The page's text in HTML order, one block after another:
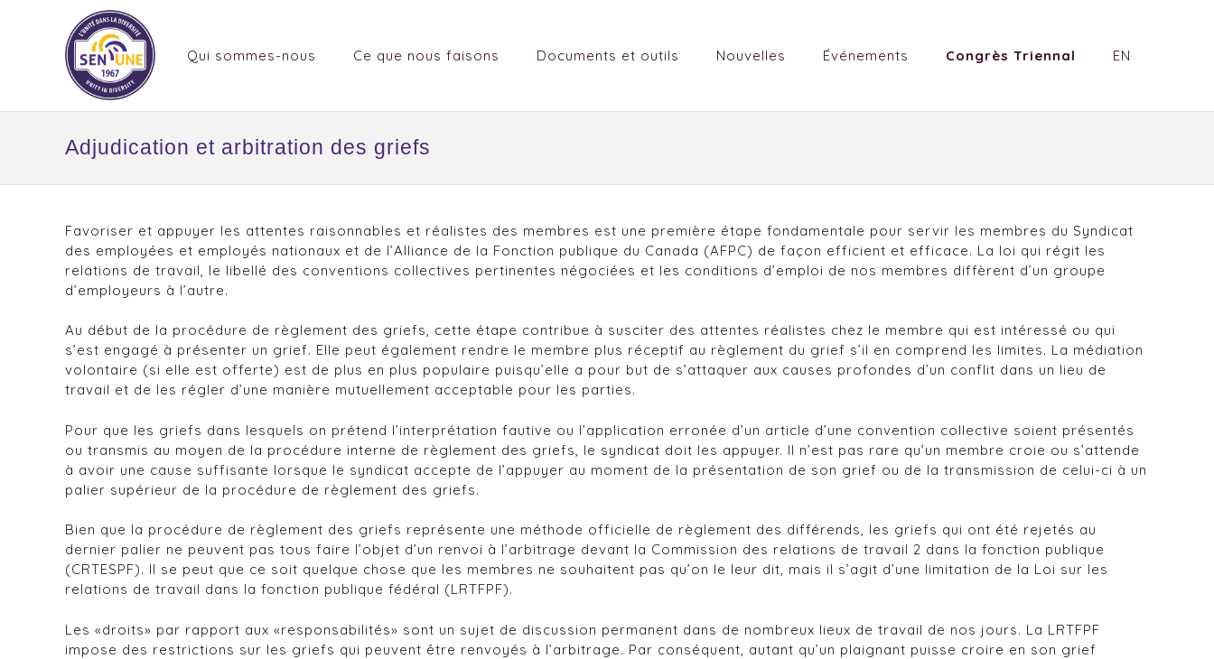
Qui sommes-nous Ce que nous faisons Documents et outils Nouvelles Événements Congrès Triennal EN
Adjudication et arbitration des griefs
Favoriser et appuyer les attentes raisonnables et réalistes des membres est une première étape fondamentale pour servir les membres du Syndicat
des employées et employés nationaux et de l’Alliance de la Fonction publique du Canada (AFPC) de façon efficient et efficace. La loi qui régit les
relations de travail, le libellé des conventions collectives pertinentes négociées et les conditions d’emploi de nos membres diffèrent d’un groupe
d’employeurs à l’autre.
Au début de la procédure de règlement des griefs, cette étape contribue à susciter des attentes réalistes chez le membre qui est intéressé ou qui
s’est engagé à présenter un grief. Elle peut également rendre le membre plus réceptif au règlement du grief s’il en comprend les limites. La médiation
volontaire (si elle est offerte) est de plus en plus populaire puisqu’elle a pour but de s’attaquer aux causes profondes d’un conflit dans un lieu de
travail et de les régler d’une manière mutuellement acceptable pour les parties.
Pour que les griefs dans lesquels on prétend l’interprétation fautive ou l’application erronée d’un article d’une convention collective soient présentés
ou transmis au moyen de la procédure interne de règlement des griefs, le syndicat doit les appuyer. Il n’est pas rare qu’un membre croie ou s’attende
à avoir une cause suffisante lorsque le syndicat accepte de l’appuyer au moment de la présentation de son grief ou de la transmission de celui-ci à un
palier supérieur de la procédure de règlement des griefs.
Bien que la procédure de règlement des griefs représente une méthode officielle de règlement des différends, les griefs qui ont été rejetés au
dernier palier ne peuvent pas tous faire l’objet d’un renvoi à l’arbitrage devant la Commission des relations de travail 2 dans la fonction publique
(CRTESPF). Il se peut que ce soit quelque chose que les membres ne souhaitent pas qu’on le leur dit, mais il s’agit d’une limitation de la Loi sur les
relations de travail dans la fonction publique fédéral (LRTFPF).
Les «droits» par rapport aux «responsabilités» sont un sujet de discussion permanent dans de nombreux lieux de travail de nos jours. La LRTFPF
impose des restrictions sur les griefs qui peuvent être renvoyés à l’arbitrage. Par conséquent, autant qu’un plaignant puisse croire en son grief